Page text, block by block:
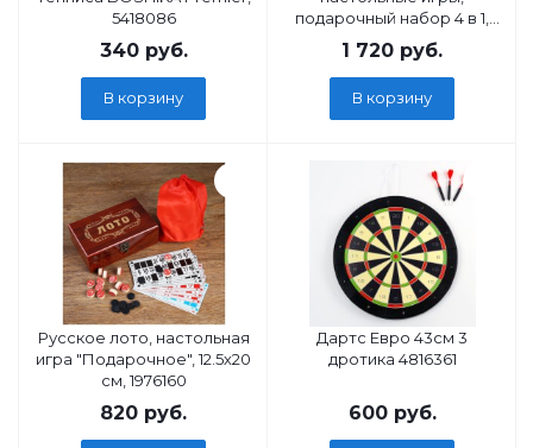
5418086
340руб.
В корзину
подарочный набор 4 в 1,
3797113
1 720 руб.
В корзину
Русское лото, настольная
игра "Подарочное", 12.5х20
см, 1976160
820 руб.
Дартс Евро 43см 3
дротика 4816361
600руб.